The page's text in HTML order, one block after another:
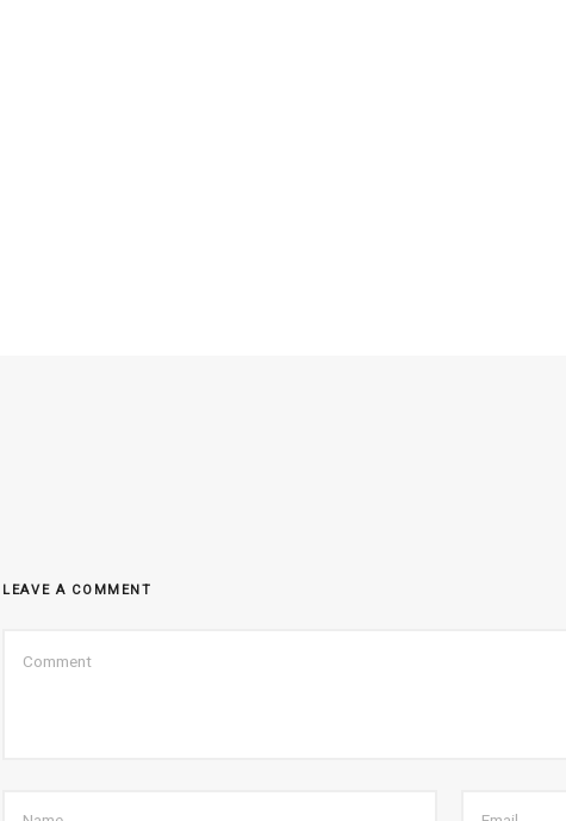
LEAVE A COMMENT